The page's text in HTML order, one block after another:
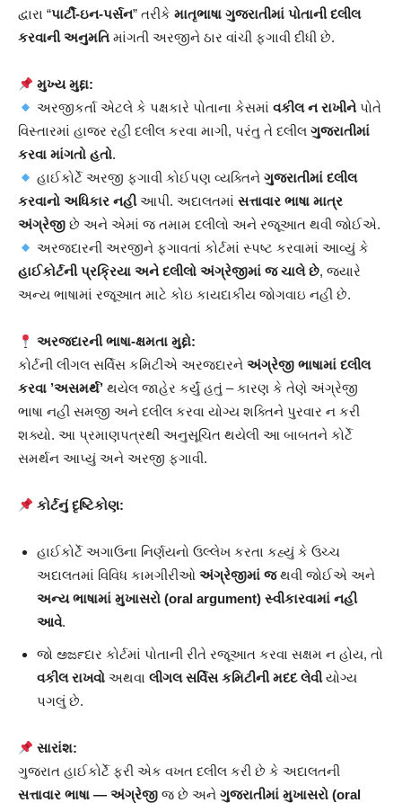
દ્વારા “પાર્ટી-ઇન-પર્સન” તરીકે માતૃભાષા ગુજરાતીમાં પોતાની દલીલ
કરવાની અનુમતિ માંગતી અરજીને ઠાર વાંચી ફગાવી દીધી છે.
મુખ્ય મુદ્દા:
અરજીકર્તા એટલે કે પક્ષકારે પોતાના કેસમાંવકીલ ન રાખીનેપોતે
વિસ્તારમાં હાજર રહી દલીલ કરવા માગી, પરંતુ તે દલીલ ગુજરાતીમાં
કરવા માંગતો હતો.
હાઈકોર્ટે અરજી ફગાવી કોઈપણ વ્યક્તિનેગુજરાતીમાં દલીલ
કરવાનો અધિકાર નહીઆપી. અદાલતમાં સત્તાવાર ભાષા માત્ર
અંગ્રેજી છે અને એમાં જ તમામ દલીલો અને રજૂઆત થવી જોઈએ.
અરજદારની અરજીને ફગાવતાં કોર્ટમાં સ્પષ્ટ કરવામાં આવ્યું કે
હાઈકોર્ટની પ્રક્રિયા અને દલીલો અંગ્રેજીમાં જ ચાલે છે, જ્યારે
અન્ય ભાષામાં રજૂઆત માટે કોઇ કાયદાકીય જોગવાઇ નહી છે.
અરજદારની ભાષા-ક્ષમતા મુદ્દો:
કોર્ટની લીગલ સર્વિસ કમિટીએ અરજદારને અંગ્રેજી ભાષામાં દલીલ
કરવા ’અસમર્થ’ થયેલ જાહેર કર્યું હતું – કારણ કે તેણે અંગ્રેજી
ભાષા નહી સમજી અને દલીલ કરવા યોગ્ય શક્તિને પુરવાર ન કરી
શક્યો. આ પ્રમાણપત્રથી અનુસૂચિત થયેલી આ બાબતને કોર્ટે
સમર્થન આપ્યું અને અરજી ફગાવી.
કોર્ટનું દૃષ્ટિકોણ:
હાઈકોર્ટે અગાઉના નિર્ણયનો ઉલ્લેખ કરતા કહ્યું કે ઉચ્ચ
અદાલતમાં વિવિધ કામગીરીઓ અંગ્રેજીમાં જથવી જોઈએ અને
અન્ય ભાષામાં મુખાસરો (oral argument) સ્વીકારવામાં નહી
આવે.
જો ಅರ್ಜદાર કોર્ટમાં પોતાની રીતે રજૂઆત કરવા સક્ષમ ન હોય, તો
વકીલ રાખવો અથવા લીગલ સર્વિસ કમિટીની મદદ લેવીયોગ્ય
પગલું છે.
સારાંશ:
ગુજરાત હાઈકોર્ટે ફરી એક વખત દલીલ કરી છે કે અદાલતની
સત્તાવાર ભાષા — અંગ્રેજી જ છે અને ગુજરાતીમાં મુખાસરો (oral